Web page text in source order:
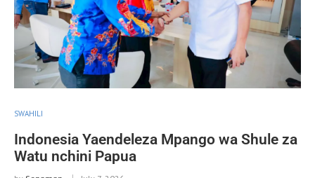
SWAHILI
Indonesia Yaendeleza Mpango wa Shule za
Watu nchini Papua